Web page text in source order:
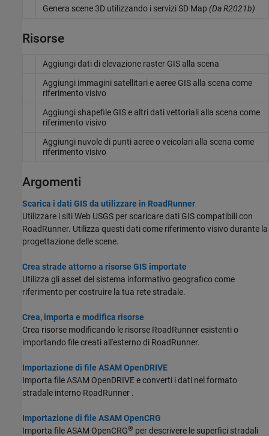
Genera scene 3D utilizzando i servizi SD Map (Da R2021b)
Risorse
Aggiungi dati di elevazione raster GIS alla scena
Aggiungi immagini satellitari e aeree GIS alla scena come
riferimento visivo
Aggiungi shapefile GIS e altri dati vettoriali alla scena come
riferimento visivo
Aggiungi nuvole di punti aeree o veicolari alla scena come
riferimento visivo
Argomenti
Scarica i dati GIS da utilizzare in RoadRunner
Utilizzare i siti Web USGS per scaricare dati GIS compatibili con
RoadRunner. Utilizza questi dati come riferimento visivo durante la
progettazione delle scene.
Crea strade attorno a risorse GIS importate
Utilizza gli asset del sistema informativo geografico come
riferimento per costruire la tua rete stradale.
Crea, importa e modifica risorse
Crea risorse modificando le risorse RoadRunner esistenti o
importando file creati all'esterno di RoadRunner.
Importazione di file ASAM OpenDRIVE
Importa file ASAM OpenDRIVE e converti i dati nel formato
stradale interno RoadRunner .
Importazione di file ASAM OpenCRG
Importa file ASAM OpenCRG® per descrivere le superfici stradali